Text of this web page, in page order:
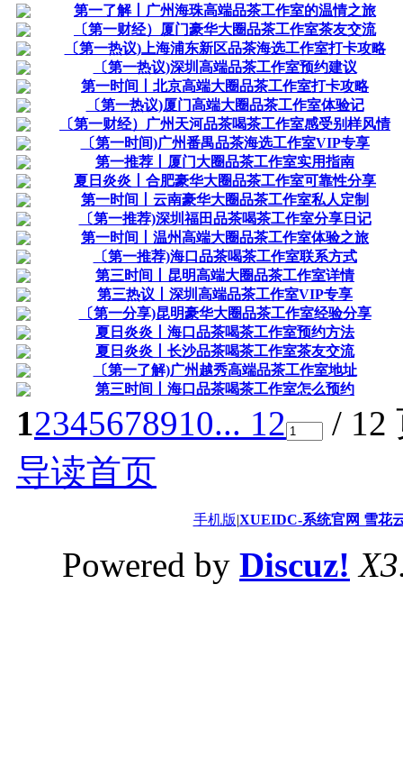
第一了解丨广州海珠高端品茶工作室的温情之旅
〔第一财经）厦门豪华大圈品茶工作室茶友交流
〔第一热议)上海浦东新区品茶海选工作室打卡攻略
〔第一热议)深圳高端品茶工作室预约建议
第一时间丨北京高端大圈品茶工作室打卡攻略
〔第一热议)厦门高端大圈品茶工作室体验记
〔第一财经）广州天河品茶喝茶工作室感受别样风情
〔第一时间)广州番禺品茶海选工作室VIP专享
第一推荐丨厦门大圈品茶工作室实用指南
夏日炎炎丨合肥豪华大圈品茶工作室可靠性分享
第一时间丨云南豪华大圈品茶工作室私人定制
〔第一推荐)深圳福田品茶喝茶工作室分享日记
第一时间丨温州高端大圈品茶工作室体验之旅
〔第一推荐)海口品茶喝茶工作室联系方式
第三时间丨昆明高端大圈品茶工作室详情
第三热议丨深圳高端品茶工作室VIP专享
〔第一分享)昆明豪华大圈品茶工作室经验分享
夏日炎炎丨海口品茶喝茶工作室预约方法
夏日炎炎丨长沙品茶喝茶工作室茶友交流
〔第一了解)广州越秀高端品茶工作室地址
第三时间丨海口品茶喝茶工作室怎么预约
12345678910... 12
/ 12
导读首页
手机版|XUEIDC-系统官网 雪花
Powered by Discuz!